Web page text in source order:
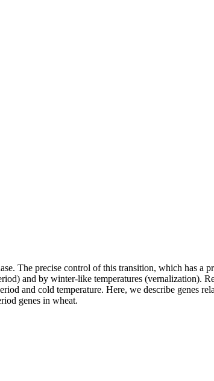
The precise control of this transition, which has a
and by winter-like temperatures (vernalization).
and cold temperature. Here, we describe genes
genes in wheat.